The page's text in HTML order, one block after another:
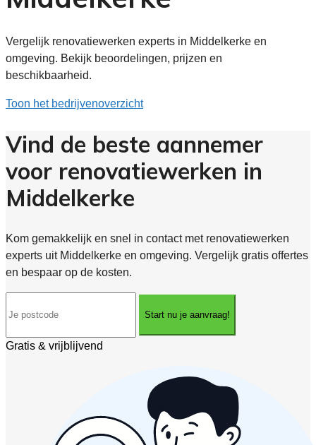
Vergelijk renovatiewerken experts in Middelkerke en
omgeving. Bekijk beoordelingen, prijzen en
beschikbaarheid.
Toon het bedrijvenoverzicht
Vind de beste aannemer
voor renovatiewerken in
Middelkerke
Kom gemakkelijk en snel in contact met renovatiewerken
experts uit Middelkerke en omgeving. Vergelijk gratis offertes
en bespaar op de kosten.
Start nu je aanvraag!
Gratis & vrijblijvend